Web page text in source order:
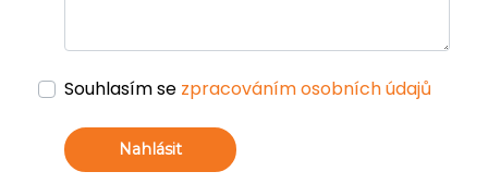
Souhlasím se zpracováním osobních údajů
Nahlásit